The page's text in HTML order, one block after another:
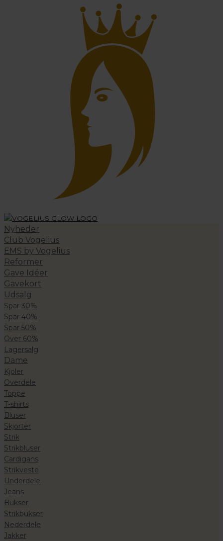
Nyheder
Club Vogelius
EMS by Vogelius
Reformer
Gave Idéer
Gavekort
Udsalg
Spar 30%
Spar 40%
Spar 50%
Over 60%
Lagersalg
Dame
Kjoler
Overdele
Toppe
T-shirts
Bluser
Skjorter
Strik
Strikbluser
Cardigans
Strikveste
Underdele
Jeans
Bukser
Strikbukser
Nederdele
Jakker